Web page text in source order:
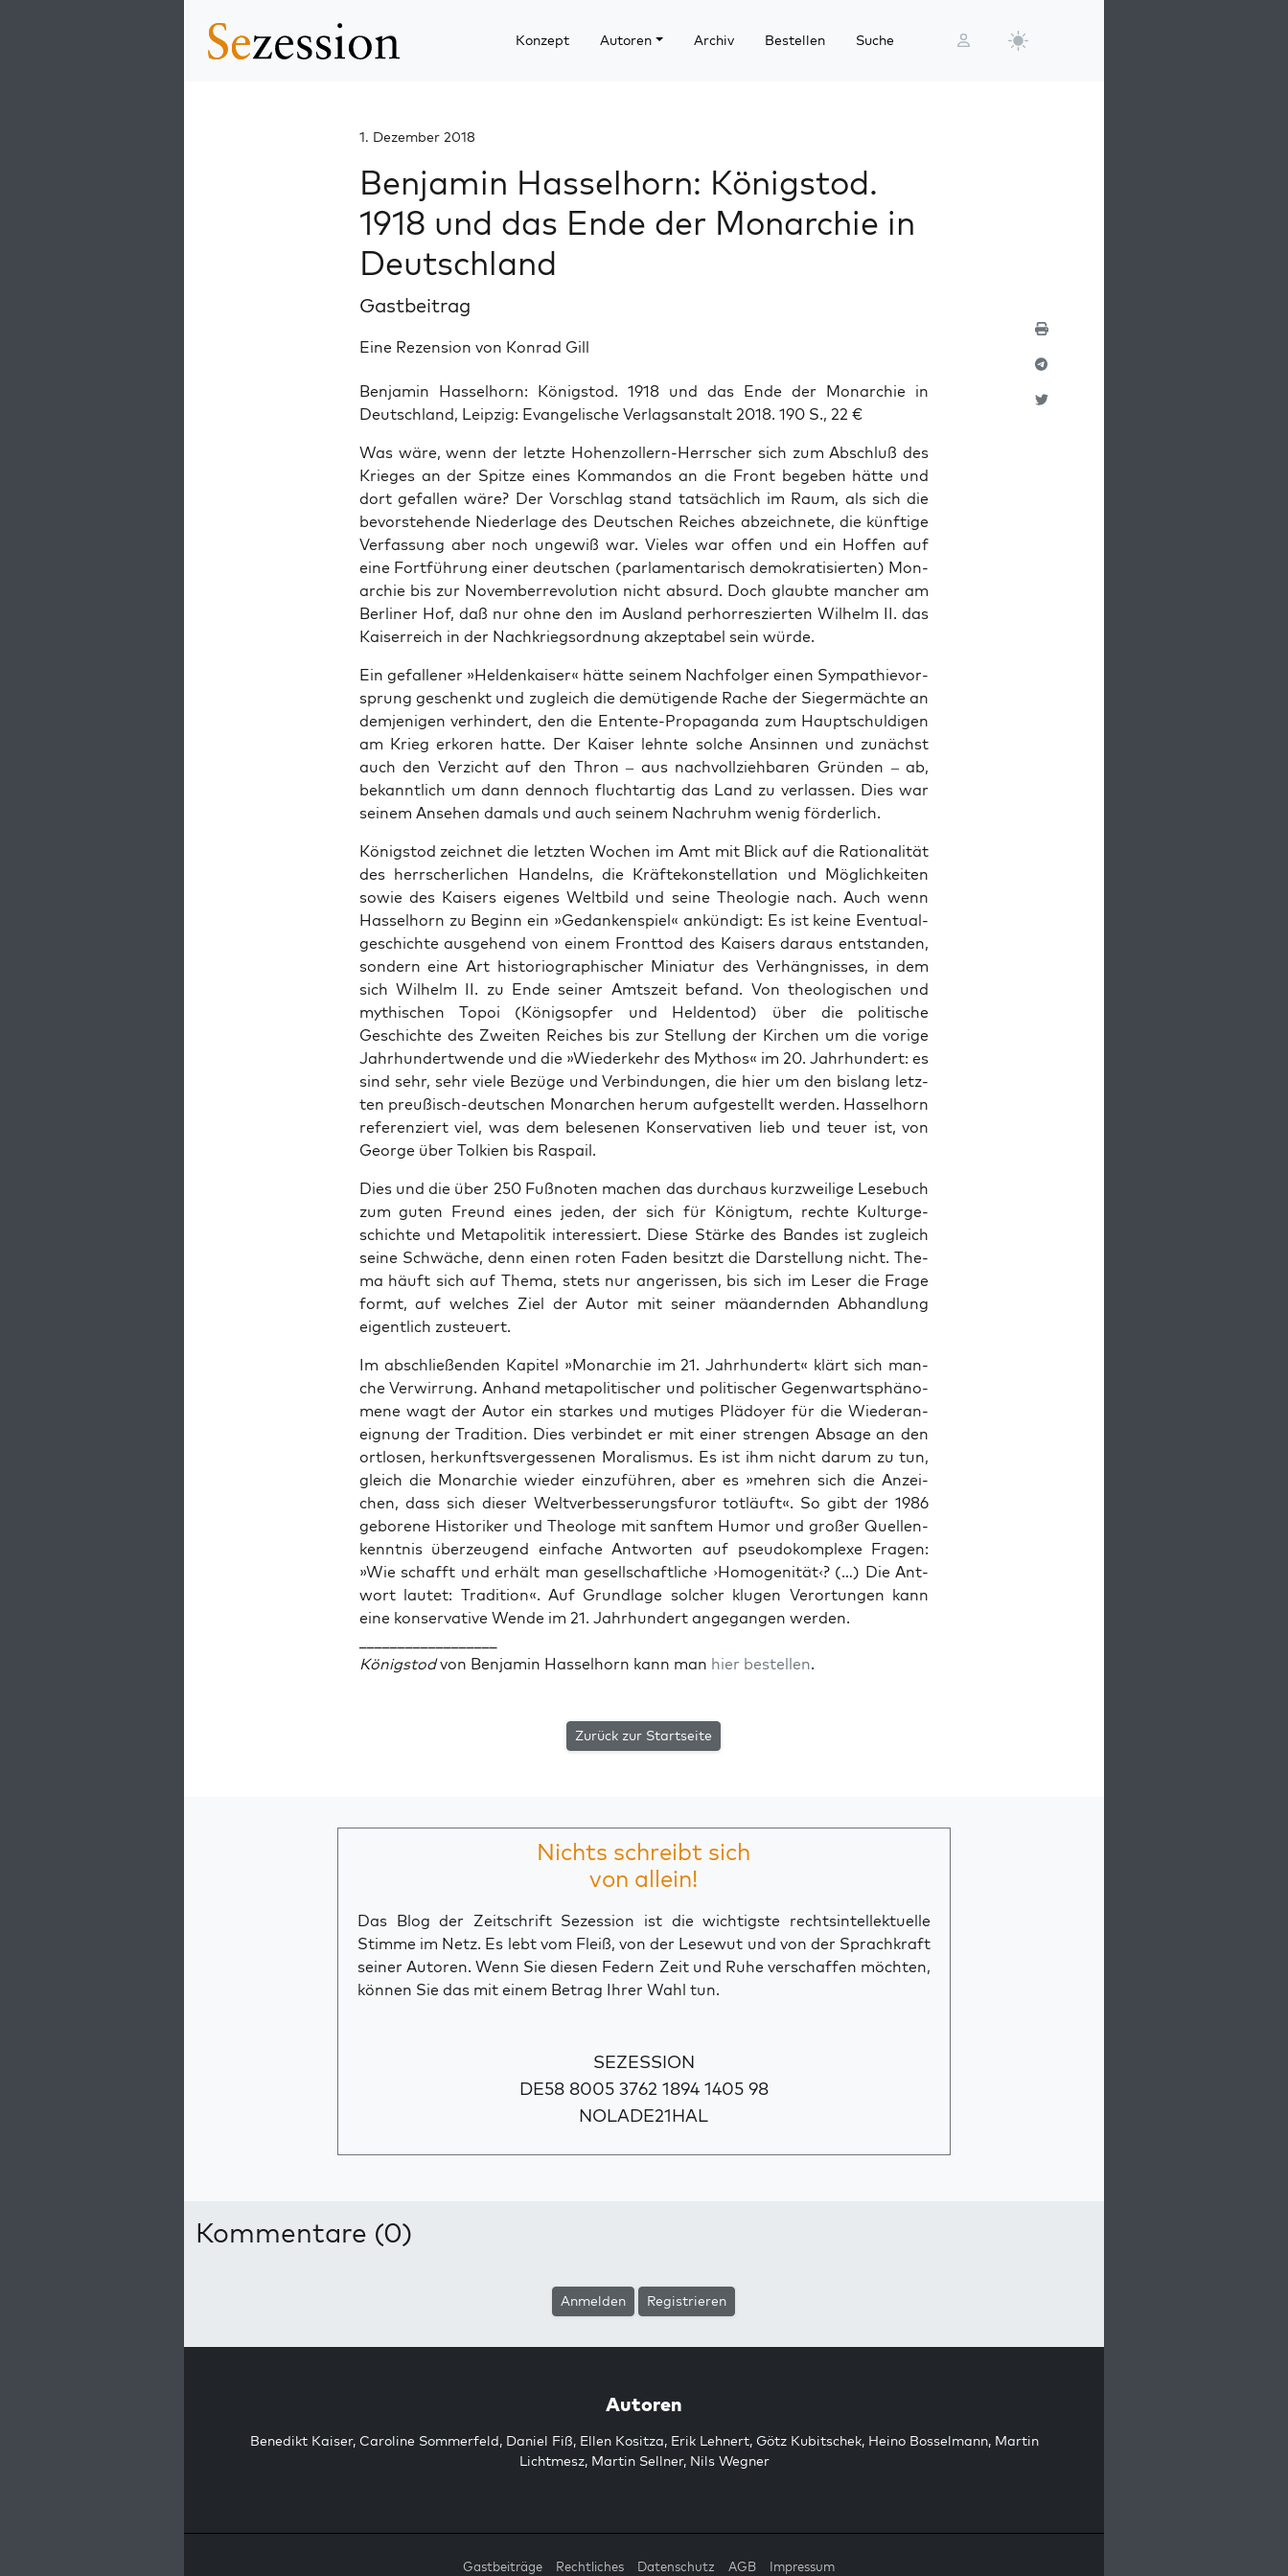
Konzept Autoren Archiv Bestellen Suche
1. Dezember 2018
Benjamin Hasselhorn: Königstod.
1918 und das Ende der Monarchie in
Deutschland
Gastbeitrag
Eine Rezension von Konrad Gill
Ben­ja­min Has­sel­horn: Königs­tod. 1918 und das Ende der Mon­ar­chie in
Deutsch­land, Leip­zig: Evan­ge­li­sche Ver­lags­an­stalt 2018. 190 S., 22 €
Was wäre, wenn der letz­te Hohen­zol­lern-Herr­scher sich zum Abschluß des
Krie­ges an der Spit­ze eines Kom­man­dos an die Front bege­ben hät­te und
dort gefal­len wäre? Der Vor­schlag stand tat­säch­lich im Raum, als sich die
bevor­ste­hen­de Nie­der­la­ge des Deut­schen Rei­ches abzeich­ne­te, die künf­ti­ge
Ver­fas­sung aber noch unge­wiß war. Vie­les war offen und ein Hof­fen auf
eine Fort­füh­rung einer deut­schen (par­la­men­ta­risch demo­kra­ti­sier­ten) Mon­
ar­chie bis zur Novem­ber­re­vo­lu­ti­on nicht absurd. Doch glaub­te man­cher am
Ber­li­ner Hof, daß nur ohne den im Aus­land per­hor­res­zier­ten Wil­helm II. das
Kai­ser­reich in der Nach­kriegs­ord­nung akzep­ta­bel sein würde.
Ein gefal­le­ner »Hel­den­kai­ser« hät­te sei­nem Nach­fol­ger einen Sym­pa­thie­vor­
sprung geschenkt und zugleich die demü­ti­gen­de Rache der Sie­ger­mäch­te an
dem­je­ni­gen ver­hin­dert, den die Entente-Pro­pa­gan­da zum Haupt­schul­di­gen
am Krieg erko­ren hat­te. Der Kai­ser lehn­te sol­che Ansin­nen und zunächst
auch den Ver­zicht auf den Thron – aus nach­voll­zieh­ba­ren Grün­den – ab,
bekannt­lich um dann den­noch flucht­ar­tig das Land zu ver­las­sen. Dies war
sei­nem Anse­hen damals und auch sei­nem Nach­ruhm wenig förderlich.
Königs­tod zeich­net die letz­ten Wochen im Amt mit Blick auf die Ratio­na­li­tät
des herr­scher­li­chen Han­delns, die Kräf­te­kon­stel­la­ti­on und Mög­lich­kei­ten
sowie des Kai­sers eige­nes Welt­bild und sei­ne Theo­lo­gie nach. Auch wenn
Has­sel­horn zu Beginn ein »Gedan­ken­spiel« ankün­digt: Es ist kei­ne Even­tu­al­
ge­schich­te aus­ge­hend von einem Front­tod des Kai­sers dar­aus ent­stan­den,
son­dern eine Art his­to­rio­gra­phi­scher Minia­tur des Ver­häng­nis­ses, in dem
sich Wil­helm II. zu Ende sei­ner Amts­zeit befand. Von theo­lo­gi­schen und
mythi­schen Topoi (Königs­op­fer und Hel­den­tod) über die poli­ti­sche
Geschich­te des Zwei­ten Rei­ches bis zur Stel­lung der Kir­chen um die vori­ge
Jahr­hun­dert­wen­de und die »Wie­der­kehr des Mythos« im 20. Jahr­hun­dert: es
sind sehr, sehr vie­le Bezü­ge und Ver­bin­dun­gen, die hier um den bis­lang letz­
ten preu­ßisch-deut­schen Mon­ar­chen her­um auf­ge­stellt wer­den. Has­sel­horn
refe­ren­ziert viel, was dem bele­se­nen Kon­ser­va­ti­ven lieb und teu­er ist, von
Geor­ge über Tol­ki­en bis Raspail.
Dies und die über 250 Fuß­no­ten machen das durch­aus kurz­wei­li­ge Lese­buch
zum guten Freund eines jeden, der sich für König­tum, rech­te Kul­tur­ge­
schich­te und Meta­po­li­tik inter­es­siert. Die­se Stär­ke des Ban­des ist zugleich
sei­ne Schwä­che, denn einen roten Faden besitzt die Dar­stel­lung nicht. The­
ma häuft sich auf The­ma, stets nur ange­ris­sen, bis sich im Leser die Fra­ge
formt, auf wel­ches Ziel der Autor mit sei­ner mäan­dern­den Abhand­lung
eigent­lich zusteuert.
Im abschlie­ßen­den Kapi­tel »Mon­ar­chie im 21. Jahr­hun­dert« klärt sich man­
che Ver­wir­rung. Anhand meta­po­li­ti­scher und poli­ti­scher Gegen­warts­phä­no­
me­ne wagt der Autor ein star­kes und muti­ges Plä­doy­er für die Wie­der­an­
eig­nung der Tra­di­ti­on. Dies ver­bin­det er mit einer stren­gen Absa­ge an den
ort­lo­sen, her­kunfts­ver­ges­se­nen Mora­lis­mus. Es ist ihm nicht dar­um zu tun,
gleich die Mon­ar­chie wie­der ein­zu­füh­ren, aber es »meh­ren sich die Anzei­
chen, dass sich die­ser Welt­ver­bes­se­rungs­fu­ror tot­läuft«. So gibt der 1986
gebo­re­ne His­to­ri­ker und Theo­lo­ge mit sanf­tem Humor und gro­ßer Quel­len­
kennt­nis über­zeu­gend ein­fa­che Ant­wor­ten auf pseu­do­kom­ple­xe Fra­gen:
»Wie schafft und erhält man gesell­schaft­li­che ›Homo­ge­ni­tät‹? (…) Die Ant­
wort lau­tet: Tra­di­ti­on«. Auf Grund­la­ge sol­cher klu­gen Ver­or­tun­gen kann
eine kon­ser­va­ti­ve Wen­de im 21. Jahr­hun­dert ange­gan­gen werden.
Königs­todvon Ben­ja­min Has­sel­horn kann man hier bestel­len.
Zurück zur Startseite
Nichts schreibt sich
von allein!
Das Blog der Zeitschrift Sezession ist die wichtigste rechtsintellektuelle
Stimme im Netz. Es lebt vom Fleiß, von der Lesewut und von der Sprachkraft
seiner Autoren. Wenn Sie diesen Federn Zeit und Ruhe verschaffen möchten,
können Sie das mit einem Betrag Ihrer Wahl tun.
SEZESSION
DE58 8005 3762 1894 1405 98
NOLADE21HAL
Kommentare (0)
Anmelden Registrieren
Autoren
Benedikt Kaiser, Caroline Sommerfeld, Daniel Fiß, Ellen Kositza, Erik Lehnert, Götz Kubitschek, Heino Bosselmann, Martin
Lichtmesz, Martin Sellner, Nils Wegner
Gastbeiträge Rechtliches Datenschutz AGB Impressum